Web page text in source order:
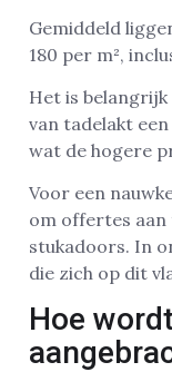
Gemiddeld
180 per m²,
Het is
van tadelakt
wat de hogere
Voor een
om offertes
stukadoors. In
die zich op dit
Hoe